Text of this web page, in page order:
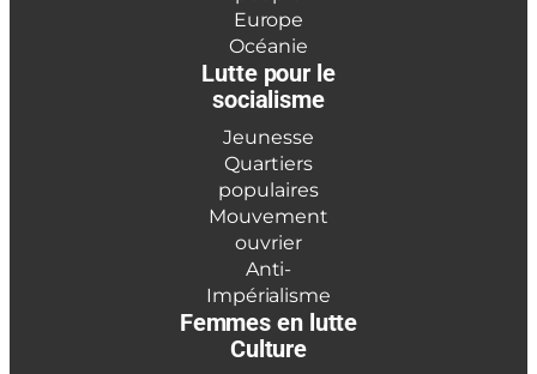
Europe
Océanie
Lutte pour le
socialisme
Jeunesse
Quartiers
populaires
Mouvement
ouvrier
Anti-
Impérialisme
Femmes en lutte
Culture